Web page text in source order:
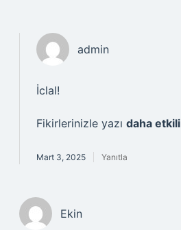
admin
İclal!
Fikirlerinizle yazı daha etkili
Mart 3, 2025 Yanıtla
Ekin